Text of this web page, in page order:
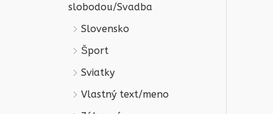
slobodou/Svadba
Slovensko
Šport
Sviatky
Vlastný text/meno